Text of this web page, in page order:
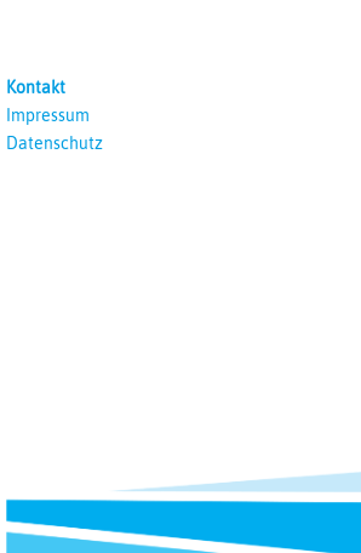
Kontakt
Impressum
Datenschutz